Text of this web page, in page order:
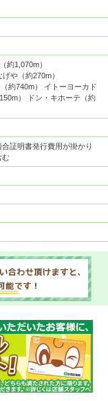
約1,070m）
や（約270m）
約740m） イトーヨーカド
） ドン・キホーテ（約
証明書発行費用が掛かり
む